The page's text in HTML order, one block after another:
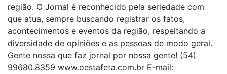
região. O Jornal é reconhecido pela seriedade com
que atua, sempre buscando registrar os fatos,
acontecimentos e eventos da região, respeitando a
diversidade de opiniões e as pessoas de modo geral.
Gente nossa que faz jornal por nossa gente! (54)
99680.8359 www.oestafeta.com.br E-mail: